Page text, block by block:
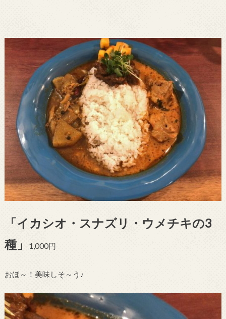
「イカシオ・スナズリ・ウメチキの3
種」
1,000円
おほ～！美味しそ～う♪